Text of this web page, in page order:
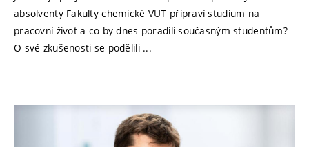
absolventy Fakulty chemické VUT připraví studium na
pracovní život a co by dnes poradili současným studentům?
O své zkušenosti se podělili ...